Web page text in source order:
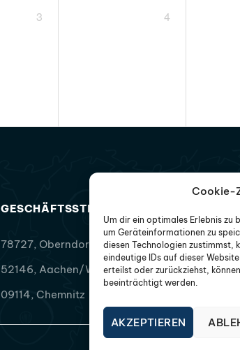
Cookie-
Um dir ein optimales Erlebnis zu
um Geräteinformationen zu
diesen Technologien zustimmst,
eindeutige IDs auf dieser
erteilst oder zurückziehst,
beeinträchtigt werden.
AKZEPTIEREN
3 4
GESCHÄFTSSTELLEN
78727, Oberndorf a.N.
52146, Aachen/Würselen
09114, Chemnitz
Infos -